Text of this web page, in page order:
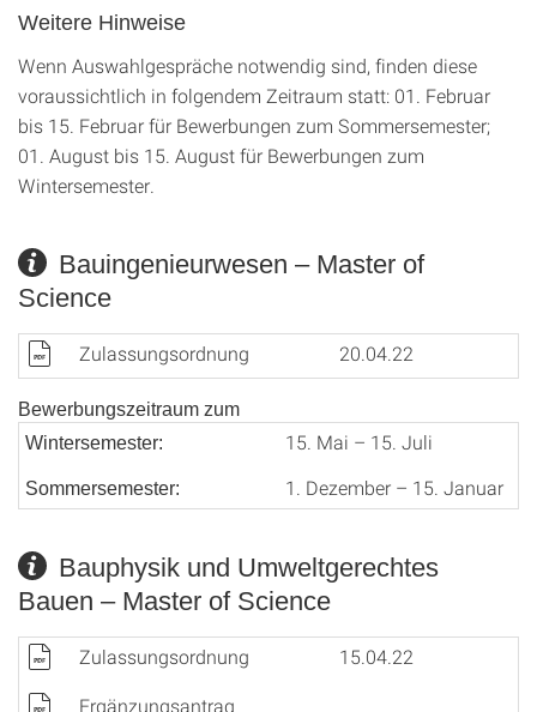
Weitere Hinweise
Wenn Auswahlgespräche notwendig sind, finden diese
voraussichtlich in folgendem Zeitraum statt: 01. Februar
bis 15. Februar für Bewerbungen zum Sommersemester;
01. August bis 15. August für Bewerbungen zum
Wintersemester.
Bauingenieurwesen – Master of
Science
Zulassungsordnung 20.04.22
Bewerbungszeitraum zum
Wintersemester:
15. Mai – 15. Juli
Sommersemester: 1. Dezember – 15. Januar
Bauphysik und Umweltgerechtes
Bauen – Master of Science
Zulassungsordnung
15.04.22
Ergänzungsantrag